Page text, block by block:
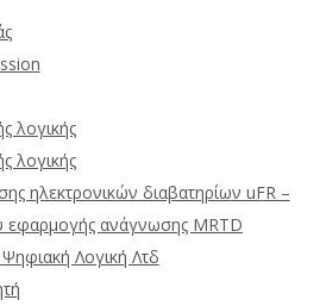
λογικής
λογικής
ηλεκτρονικών διαβατηρίων uFR –
εφαρμογής ανάγνωσης MRTD
Λογική Λτδ